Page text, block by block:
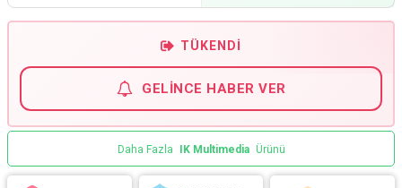
TÜKENDI
GELINCE HABER VER
Daha Fazla IK Multimedia Ürünü